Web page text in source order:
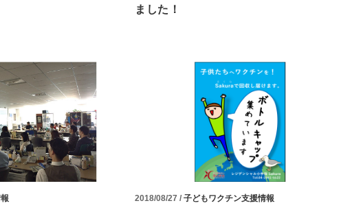
ました！
2018/08/27 / 子どもワクチン支援情報